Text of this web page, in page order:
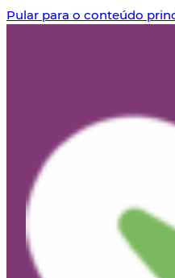
Pular para o conteúdo